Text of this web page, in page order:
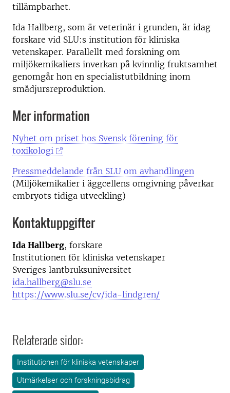
tillämpbarhet.
Ida Hallberg, som är veterinär i grunden, är idag
forskare vid SLU:s institution för kliniska
vetenskaper. Parallellt med forskning om
miljökemikaliers inverkan på kvinnlig fruktsamhet
genomgår hon en specialistutbildning inom
smådjursreproduktion.
Mer information
Nyhet om priset hos Svensk förening för
toxikologi
Pressmeddelande från SLU om avhandlingen
(Miljökemikalier i äggcellens omgivning påverkar
embryots tidiga utveckling)
Kontaktuppgifter
Ida Hallberg, forskare
Institutionen för kliniska vetenskaper
Sveriges lantbruksuniversitet
ida.hallberg@slu.se
https://www.slu.se/cv/ida-lindgren/
Relaterade sidor:
Institutionen för kliniska vetenskaper
Utmärkelser och forskningsbidrag